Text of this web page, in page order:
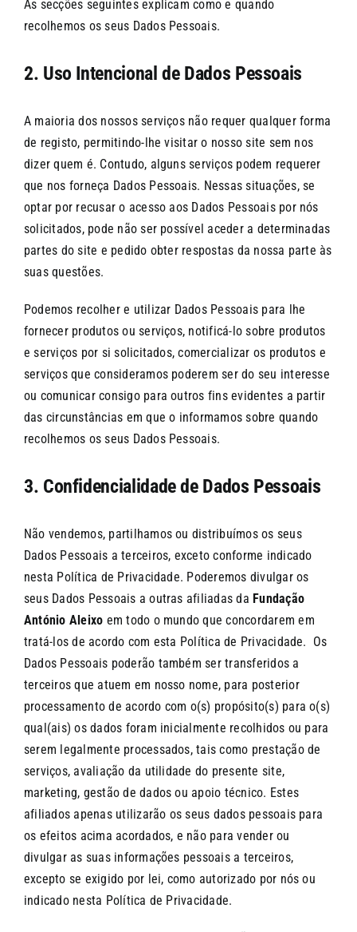
As secções seguintes explicam como e quando
recolhemos os seus Dados Pessoais.
2. Uso Intencional de Dados Pessoais
A maioria dos nossos serviços não requer qualquer forma
de registo, permitindo-lhe visitar o nosso site sem nos
dizer quem é. Contudo, alguns serviços podem requerer
que nos forneça Dados Pessoais. Nessas situações, se
optar por recusar o acesso aos Dados Pessoais por nós
solicitados, pode não ser possível aceder a determinadas
partes do site e pedido obter respostas da nossa parte às
suas questões.
Podemos recolher e utilizar Dados Pessoais para lhe
fornecer produtos ou serviços, notificá-lo sobre produtos
e serviços por si solicitados, comercializar os produtos e
serviços que consideramos poderem ser do seu interesse
ou comunicar consigo para outros fins evidentes a partir
das circunstâncias em que o informamos sobre quando
recolhemos os seus Dados Pessoais.
3. Confidencialidade de Dados Pessoais
Não vendemos, partilhamos ou distribuímos os seus
Dados Pessoais a terceiros, exceto conforme indicado
nesta Política de Privacidade. Poderemos divulgar os
seus Dados Pessoais a outras afiliadas da Fundação
António Aleixo em todo o mundo que concordarem em
tratá-los de acordo com esta Política de Privacidade. Os
Dados Pessoais poderão também ser transferidos a
terceiros que atuem em nosso nome, para posterior
processamento de acordo com o(s) propósito(s) para o(s)
qual(ais) os dados foram inicialmente recolhidos ou para
serem legalmente processados, tais como prestação de
serviços, avaliação da utilidade do presente site,
marketing, gestão de dados ou apoio técnico. Estes
afiliados apenas utilizarão os seus dados pessoais para
os efeitos acima acordados, e não para vender ou
divulgar as suas informações pessoais a terceiros,
excepto se exigido por lei, como autorizado por nós ou
indicado nesta Política de Privacidade.